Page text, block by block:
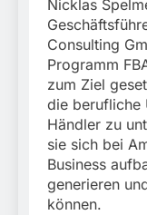
Nicklas
Consulting
Programm
zum Ziel
die berufliche
Händler zu
sie sich bei
Business
generieren
können.